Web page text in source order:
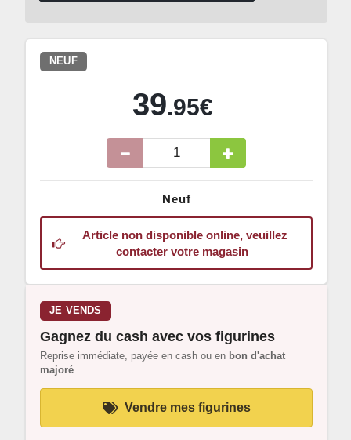
NEUF
39.95€
Neuf
Article non disponible online, veuillez
contacter votre magasin
JE VENDS
Gagnez du cash avec vos figurines
Reprise immédiate, payée en cash ou en bon d'achat
majoré.
Vendre mes figurines